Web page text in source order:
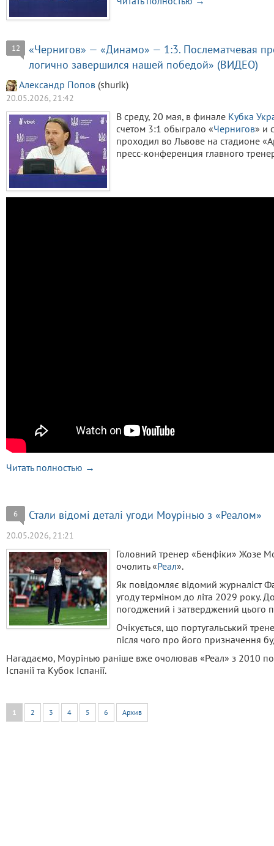
12
«Чернигов» — «Динамо» — 1:3. Послематчевая
логично завершился нашей победой» (ВИДЕО)
Александр Попов (shurik)
20.05.2026, 21:42
В среду, 20 мая, в финале Кубка
счетом 3:1 обыграло «Чернигов» и
проходил во Львове на стадионе
пресс-конференция главного
Читать полностью →
6 Стали відомі деталі угоди Моурінью з «Реалом»
20.05.2026, 21:21
Головний тренер «Бенфіки» Жозе
очолить «Реал».
Як повідомляє відомий журналіст
угоду терміном до літа 2029 року.
погоджений і затверджений цього
Очікується, що португальський
після чого про його призначення
Нагадаємо, Моурінью раніше вже очолював «Реал» з 2010
Іспанії та Кубок Іспанії.
1 2 3 4 5 6 Архив